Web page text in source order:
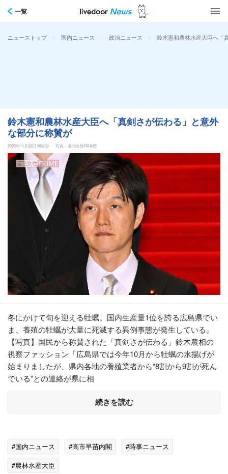
一覧
ニューストップ > 国内ニュース > 政治ニュース > 鈴木憲和農林水産大臣へ「
鈴木憲和農林水産大臣へ「真剣さが伝わる」と意外
な部分に称賛が
2025年11月22日 9時0分 写真：週刊女性PRIME
冬にかけて旬を迎える牡蠣。国内生産量1位を誇る広島県でい
ま、養殖の牡蠣が大量に死滅する異例事態が発生している。
【写真】国民から称賛された「真剣さが伝わる」鈴木農相の
視察ファッション「広島県では今年10月から牡蠣の水揚げが
始まりましたが、県内各地の養殖業者から“8割から9割が死ん
でいる”との連絡が県に相
続きを読む
#国内ニュース #高市早苗内閣
#時事ニュース
#農林水産大臣